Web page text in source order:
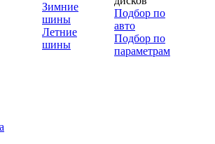
Зимние
шины
Летние
шины
Подбор по
авто
Подбор по
параметрам